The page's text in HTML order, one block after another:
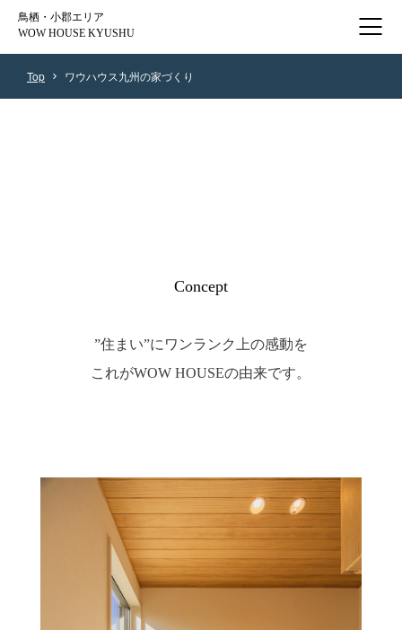
鳥栖・小郡エリア
WOW HOUSE KYUSHU
Top ワウハウス九州の家づくり
Concept
”住まい”にワンランク上の感動を
これがWOW HOUSEの由来です。